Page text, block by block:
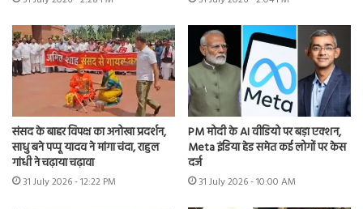
संसद के बाहर विपक्ष का अनोखा प्रदर्शन,
साधु बने पप्पू यादव ने मांगा चंदा, राहुल
गांधी ने चढ़ाया चढ़ावा
31 July 2026 - 12:22 PM
PM मोदी के AI वीडियो पर बड़ा एक्शन,
Meta इंडिया हेड समेत कई लोगों पर केस
दर्ज
31 July 2026 - 10:00 AM